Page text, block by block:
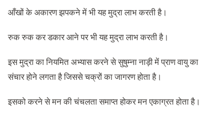
आँखों के अकारण झपकने में भी यह मुद्रा लाभ करती है।
रुक रुक कर डकार आने पर भी यह मुद्रा लाभ करती है।
इस मुद्रा का नियमित अभ्यास करने से सुषुम्ना नाड़ी में प्राण वायु का
संचार होने लगता है जिससे चक्रों का जागरण होता है।
इसको करने से मन की चंचलता समाप्त होकर मन एकाग्रत होता है।